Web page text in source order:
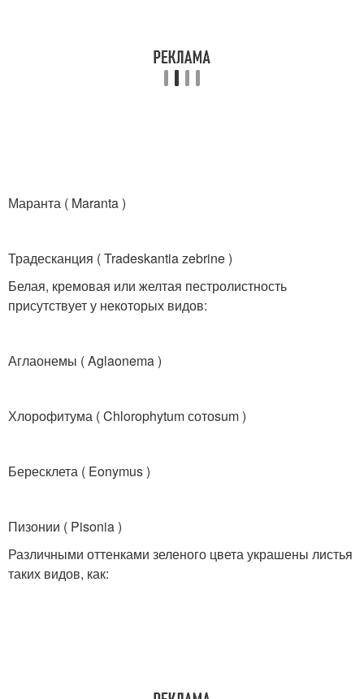
Маранта ( Maranta )
Традесканция ( Tradeskantia zebrine )
Белая, кремовая или желтая пестролистность
присутствует у некоторых видов:
Аглаонемы ( Aglaonema )
Хлорофитума ( Chlorophytum сотоsum )
Бересклета ( Eonymus )
Пизонии ( Pisonia )
Различными оттенками зеленого цвета украшены листья
таких видов, как: